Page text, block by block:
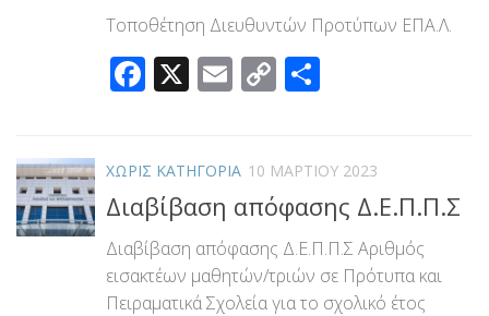
Τοποθέτηση Διευθυντών Προτύπων ΕΠΑ.Λ.
Facebook
X Email
Copy
Link
ΧΩΡΊΣ ΚΑΤΗΓΟΡΊΑ 10 ΜΑΡΤΊΟΥ 2023
Διαβίβαση απόφασης Δ.Ε.Π.Π.Σ
Διαβίβαση απόφασης Δ.Ε.Π.Π.Σ Αριθμός
εισακτέων μαθητών/τριών σε Πρότυπα και
Πειραματικά Σχολεία για το σχολικό έτος